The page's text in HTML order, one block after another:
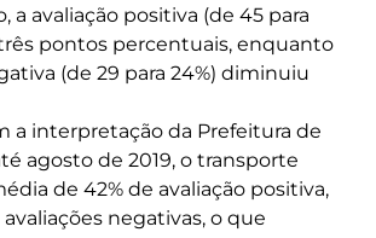
a avaliação positiva (de 45 para
pontos percentuais, enquanto
(de 29 para 24%) diminuiu
a interpretação da Prefeitura de
agosto de 2019, o transporte
de 42% de avaliação positiva,
negativas, o que